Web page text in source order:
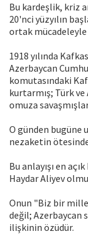
Bu kardeşlik, kriz
20'nci yüzyılın
ortak
1918 yılında
Azerbaycan
komutasındaki
kurtarmış; Türk ve
omuza
O günden
nezaketin
Bu anlayışı en
Haydar Aliyev
Onun "Biz bir
değil; Azerbaycan
ilişkinin özüdür.